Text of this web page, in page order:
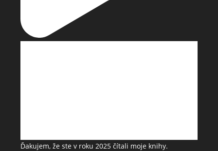
Ďakujem, že ste v roku 2025 čítali moje knihy.